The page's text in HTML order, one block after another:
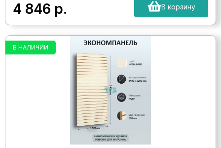
4 846 р. В корзину
В НАЛИЧИИ